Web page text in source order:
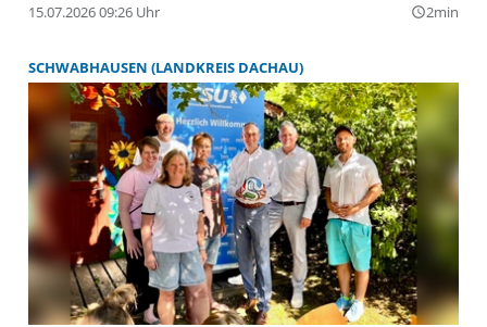
15.07.2026 09:26 Uhr query_builder2min
SCHWABHAUSEN (LANDKREIS DACHAU)